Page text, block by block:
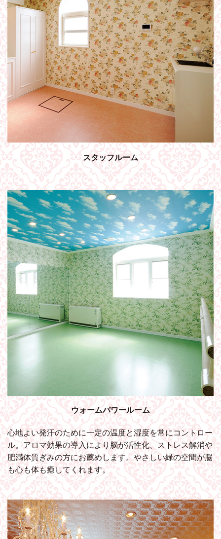
スタッフルーム
ウォームパワールーム
心地よい発汗のために一定の温度と湿度を常にコントロー
ル。アロマ効果の導入により脳が活性化、ストレス解消や
肥満体質ぎみの方にお薦めします。やさしい緑の空間が脳
も心も体も癒してくれます。